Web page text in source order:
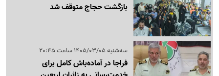
بازگشت حجاج متوقف شد
سه‌شنبه 1405/03/05 ساعت 20:45
فراجا در آماده‌باش کامل برای